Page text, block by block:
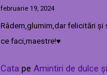
februarie 19, 2024
Râdem,glumim,dar felicitări și
ce faci,maestre!♥️
Cata pe Amintiri de dulce